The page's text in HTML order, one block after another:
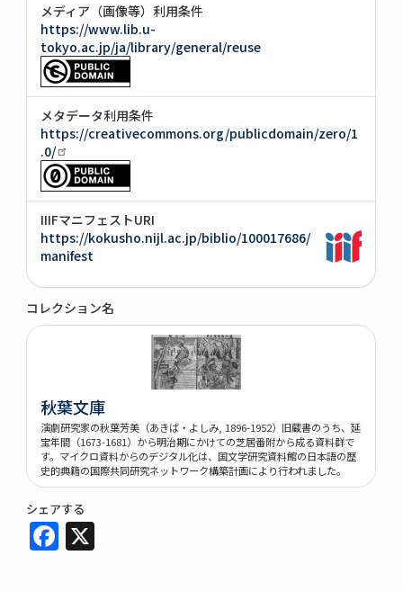
メディア（画像等）利用条件
https://www.lib.u-
tokyo.ac.jp/ja/library/general/reuse
メタデータ利用条件
https://creativecommons.org/publicdomain/zero/1
.0/
IIIFマニフェストURI
https://kokusho.nijl.ac.jp/biblio/100017686/
manifest
コレクション名
秋葉文庫
演劇研究家の秋葉芳美（あきば・よしみ, 1896-1952）旧蔵書のうち、延
宝年間（1673-1681）から明治期にかけての芝居番附から成る資料群で
す。マイクロ資料からのデジタル化は、国文学研究資料館の日本語の歴
史的典籍の国際共同研究ネットワーク構築計画により行われました。
シェアする
Facebook